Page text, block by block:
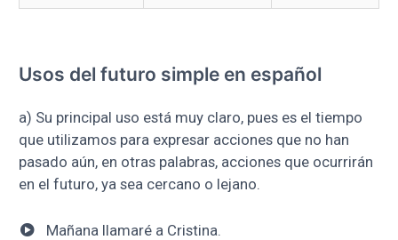
Usos del futuro simple en español
a) Su principal uso está muy claro, pues es el tiempo
que utilizamos para expresar acciones que no han
pasado aún, en otras palabras, acciones que ocurrirán
en el futuro, ya sea cercano o lejano.
Mañana llamaré a Cristina.